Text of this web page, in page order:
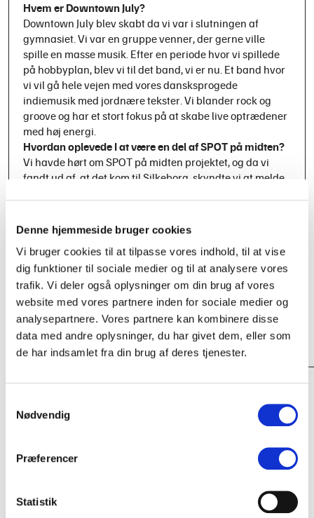
Denne hjemmeside bruger cookies
Vi bruger cookies til at tilpasse vores indhold, til at vise
dig funktioner til sociale medier og til at analysere vores
trafik. Vi deler også oplysninger om din brug af vores
website med vores partnere inden for sociale medier og
analysepartnere. Vores partnere kan kombinere disse
data med andre oplysninger, du har givet dem, eller som
de har indsamlet fra din brug af deres tjenester.
Nødvendig
Præferencer
Statistik
Hvem er Downtown July?
Downtown July blev skabt da vi var i slutningen af
gymnasiet. Vi var en gruppe venner, der gerne ville
spille en masse musik. Efter en periode hvor vi spillede
på hobbyplan, blev vi til det band, vi er nu. Et band hvor
vi vil gå hele vejen med vores dansksprogede
indiemusik med jordnære tekster. Vi blander rock og
groove og har et stort fokus på at skabe live optrædener
med høj energi.
Hvordan oplevede I at være en del af SPOT på midten?
Vi havde hørt om SPOT på midten projektet, og da vi
fandt ud af, at det kom til Silkeborg, skyndte vi at melde
over lydbilledet og det visuelle. Samtidig var der et godt
fokus på os, og vi følte os i trygge hænder. Den sang vi
filmede, havde vi ikke udgivet endnu, så vi har virkelig
brugt videoen til at promovere vores musik. Og så var
det en super fed oplevelse at afslutte med at spille på
SPOT på midten scenen, hvor det gik op i en højere
enhed.
Fortalt af Søren Baldwin, bassist.
SPOT på midten, presented ten young artists from
Midtjylland, who all have been a part of the
stage.
knowledge and collaborating with the local artistic